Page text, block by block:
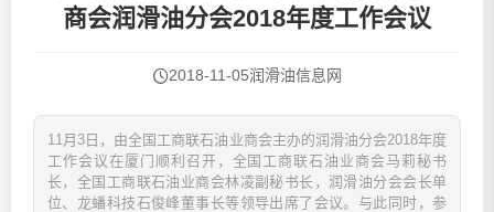
商会润滑油分会2018年度工作会议
2018-11-05润滑油信息网
11月3日，由全国工商联石油业商会主办的润滑油分会2018年度
工作会议在厦门顺利召开，全国工商联石油业商会马莉秘书
长，全国工商联石油业商会林凌副秘书长，润滑油分会会长单
位、龙蟠科技石俊峰董事长等领导出席了会议。与此同时，参